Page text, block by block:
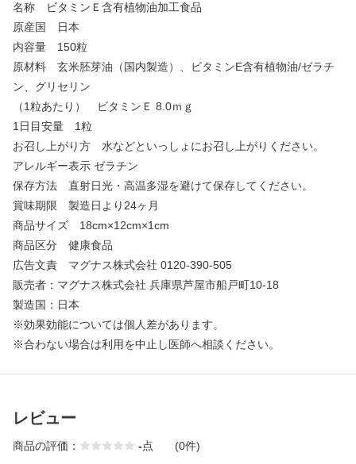
名称 ビタミンＥ含有植物油加工食品
原産国 日本
内容量 150粒
原材料 玄米胚芽油（国内製造）、ビタミンE含有植物油/ゼラチ
ン、グリセリン
（1粒あたり） ビタミンＥ 8.0ｍｇ
1日目安量 1粒
お召し上がり方 水などといっしょにお召し上がりください。
アレルギー表示 ゼラチン
保存方法 直射日光・高温多湿を避けて保存してください。
賞味期限 製造日より24ヶ月
商品サイズ 18cm×12cm×1cm
商品区分 健康食品
広告文責 マグナス株式会社 0120-390-505
販売者：マグナス株式会社 兵庫県芦屋市船戸町10-18
製造国：日本
※効果効能については個人差があります。
※合わない場合は利用を中止し医師へ相談ください。
レビュー
商品の評価： -点 (0件)